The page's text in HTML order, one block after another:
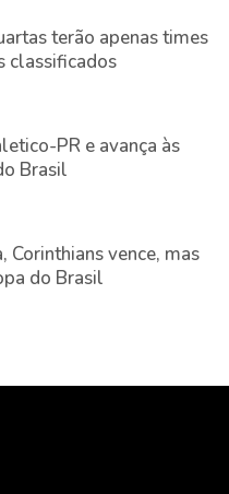
terão apenas times
classificados
PR e avança às
Brasil
Corinthians vence, mas
do Brasil